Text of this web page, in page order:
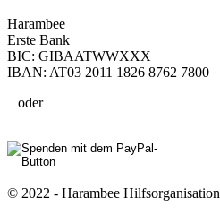
Harambee
Erste Bank
BIC: GIBAATWWXXX
IBAN: AT03 2011 1826 8762 7800
oder
© 2022 - Harambee